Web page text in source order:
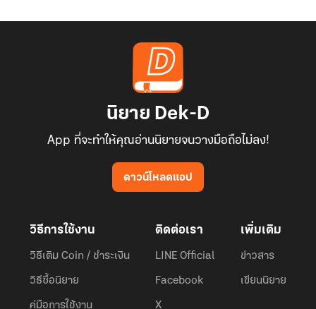
นิยาย Dek-D
App ที่จะทำให้คุณอ่านนิยายจนวางมือถือไม่ลง!
ดาวน์โหลดแอป
วิธีการใช้งาน
วิธีเติม Coin / ชำระเงิน
วิธีซื้อนิยาย
คู่มือการใช้งาน
ติดต่อเรา
LINE Official
Facebook
X
เพิ่มเติม
ข่าวสาร
เขียนนิยาย